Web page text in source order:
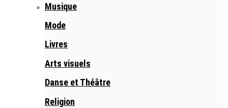
Musique
Mode
Livres
Arts visuels
Danse et Théâtre
Religion